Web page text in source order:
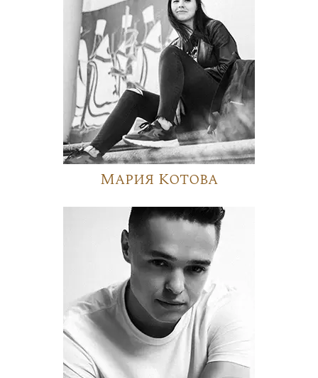
Мария Котова